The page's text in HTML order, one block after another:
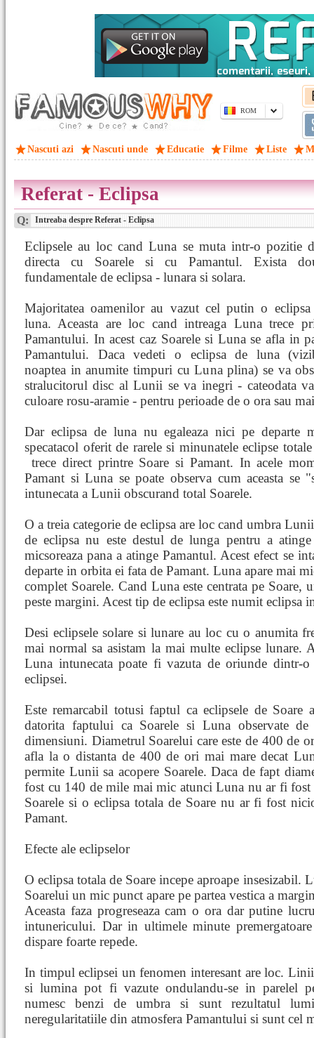
ROM
Nascuti azi Nascuti unde Educatie Filme Liste
Referat - Eclipsa
Q: Intreaba despre Referat - Eclipsa
Eclipsele au loc cand Luna se muta intr-o pozitie
directa cu Soarele si cu Pamantul. Exista
fundamentale de eclipsa - lunara si solara.
Majoritatea oamenilor au vazut cel putin o
luna. Aceasta are loc cand intreaga Luna trece
Pamantului. In acest caz Soarele si Luna se afla in
Pamantului. Daca vedeti o eclipsa de luna
noaptea in anumite timpuri cu Luna plina) se va
stralucitorul disc al Lunii se va inegri - cateodata
culoare rosu-aramie - pentru perioade de o ora sau
Dar eclipsa de luna nu egaleaza nici pe departe
specatacol oferit de rarele si minunatele eclipse
trece direct printre Soare si Pamant. In acele
Pamant si Luna se poate observa cum aceasta se
intunecata a Lunii obscurand total Soarele.
O a treia categorie de eclipsa are loc cand umbra
de eclipsa nu este destul de lunga pentru a
micsoreaza pana a atinge Pamantul. Acest efect se
departe in orbita ei fata de Pamant. Luna apare mai
complet Soarele. Cand Luna este centrata pe
peste margini. Acest tip de eclipsa este numit eclipsa
Desi eclipsele solare si lunare au loc cu o anumita
mai normal sa asistam la mai multe eclipse lunare.
Luna intunecata poate fi vazuta de oriunde dintr-
eclipsei.
Este remarcabil totusi faptul ca eclipsele de
datorita faptului ca Soarele si Luna observate de
dimensiuni. Diametrul Soarelui care este de 400 de
afla la o distanta de 400 de ori mai mare decat
permite Lunii sa acopere Soarele. Daca de fapt
fost cu 140 de mile mai mic atunci Luna nu ar fi fost
Soarele si o eclipsa totala de Soare nu ar fi fost
Pamant.
Efecte ale eclipselor
O eclipsa totala de Soare incepe aproape insesizabil.
Soarelui un mic punct apare pe partea vestica a
Aceasta faza progreseaza cam o ora dar putine
intunericului. Dar in ultimele minute
dispare foarte repede.
In timpul eclipsei un fenomen interesant are loc.
si lumina pot fi vazute ondulandu-se in parelel
numesc benzi de umbra si sunt rezultatul
neregularitatiile din atmosfera Pamantului si sunt cel